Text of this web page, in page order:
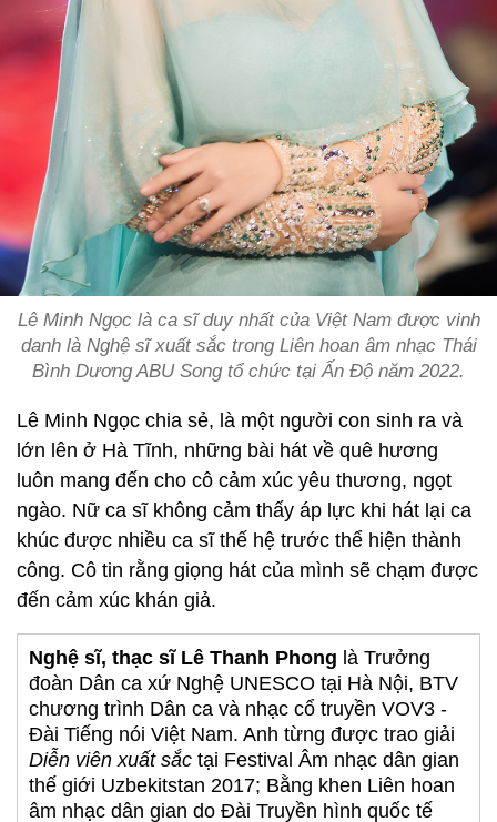
Lê Minh Ngọc là ca sĩ duy nhất của Việt Nam được vinh
danh là Nghệ sĩ xuất sắc trong Liên hoan âm nhạc Thái
Bình Dương ABU Song tổ chức tại Ấn Độ năm 2022.
Lê Minh Ngọc chia sẻ, là một người con sinh ra và
lớn lên ở Hà Tĩnh, những bài hát về quê hương
luôn mang đến cho cô cảm xúc yêu thương, ngọt
ngào. Nữ ca sĩ không cảm thấy áp lực khi hát lại ca
khúc được nhiều ca sĩ thế hệ trước thể hiện thành
công. Cô tin rằng giọng hát của mình sẽ chạm được
đến cảm xúc khán giả.
Nghệ sĩ, thạc sĩ Lê Thanh Phong là Trưởng
đoàn Dân ca xứ Nghệ UNESCO tại Hà Nội, BTV
chương trình Dân ca và nhạc cổ truyền VOV3 -
Đài Tiếng nói Việt Nam. Anh từng được trao giải
Diễn viên xuất sắc tại Festival Âm nhạc dân gian
thế giới Uzbekitstan 2017; Bằng khen Liên hoan
âm nhạc dân gian do Đài Truyền hình quốc tế